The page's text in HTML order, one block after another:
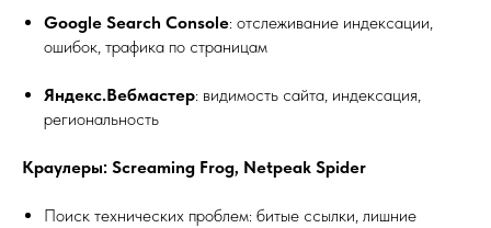
Google Search Console: отслеживание индексации,
ошибок, трафика по страницам
Яндекс.Вебмастер: видимость сайта, индексация,
региональность
Краулеры: Screaming Frog, Netpeak Spider
Поиск технических проблем: битые ссылки, лишние